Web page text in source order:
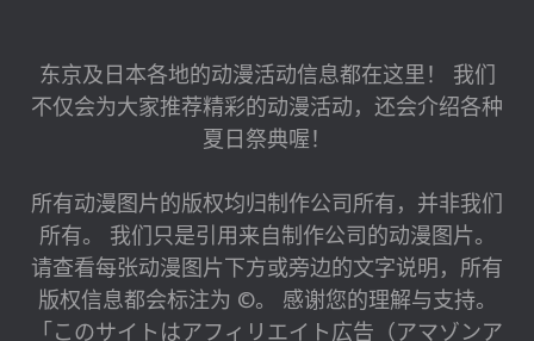
东京及日本各地的动漫活动信息都在这里！ 我们
不仅会为大家推荐精彩的动漫活动，还会介绍各种
夏日祭典喔！
所有动漫图片的版权均归制作公司所有，并非我们
所有。 我们只是引用来自制作公司的动漫图片。
请查看每张动漫图片下方或旁边的文字说明，所有
版权信息都会标注为 ©。 感谢您的理解与支持。
「このサイトはアフィリエイト広告（アマゾンア